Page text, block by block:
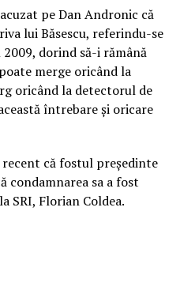
pe Dan Andronic că
lui Băsescu, referindu-se
dorind să-i rămână
merge oricând la
oricând la detectorul de
întrebare și oricare
că fostul președinte
condamnarea sa a fost
SRI, Florian Coldea.